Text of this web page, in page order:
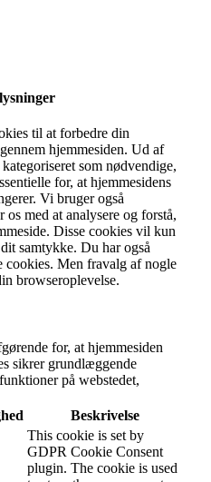
til at forbedre din
hjemmesiden. Ud af
som nødvendige,
for, at hjemmesidens
Vi bruger også
med at analysere og forstå,
Disse cookies vil kun
samtykke. Du har også
Men fravalg af nogle
browseroplevelse.
for, at hjemmesiden
sikrer grundlæggende
på webstedet,
Beskrivelse
This cookie is set by
GDPR Cookie Consent
plugin. The cookie is used